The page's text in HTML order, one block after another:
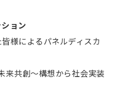
ョン
様によるパネルディスカ
共創～構想から社会実装